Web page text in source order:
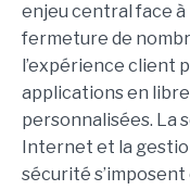
enjeu central face à
fermeture de
l’expérience client
applications en
personnalisées. La
Internet et la
sécurité